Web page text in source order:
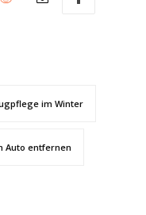
im Winter
Auto entfernen